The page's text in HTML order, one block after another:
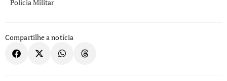
Polícia Militar
Compartilhe a notícia